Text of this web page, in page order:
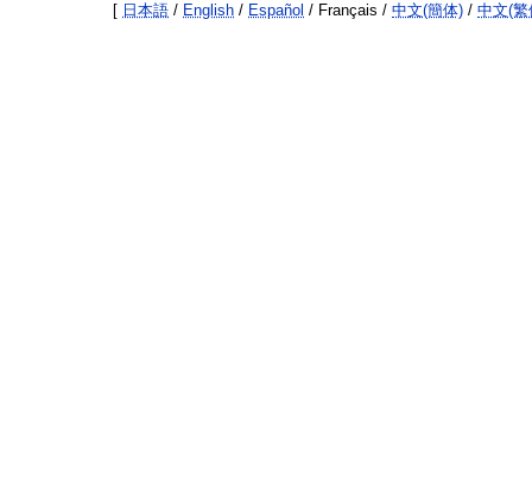
[ 日本語 / English / Español / Français / 中文(簡体) / 中文(繁